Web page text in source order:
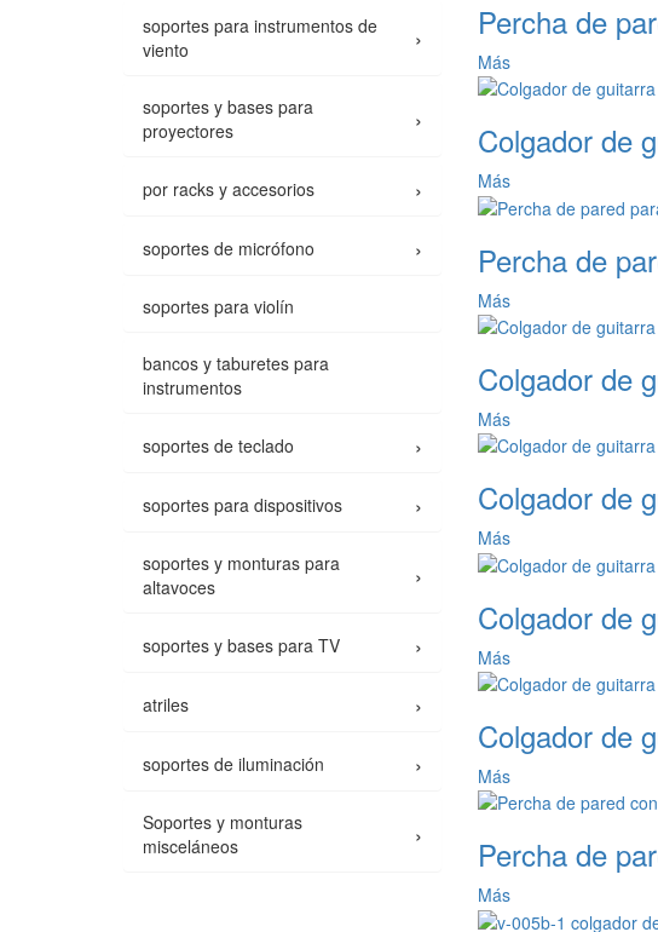
Percha de
Más
Colgador de
Más
Percha de
Más
Colgador de
Más
Colgador de
Más
Colgador de
Más
Colgador de
Más
Percha de
Más
soportes para instrumentos de
viento
›
soportes y bases para
proyectores
›
por racks y accesorios ›
soportes de micrófono ›
soportes para violín
bancos y taburetes para
instrumentos
soportes de teclado ›
soportes para dispositivos ›
soportes y monturas para
altavoces
›
soportes y bases para TV ›
atriles ›
soportes de iluminación ›
Soportes y monturas
misceláneos
›